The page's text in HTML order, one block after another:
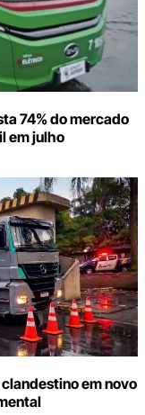
74% do mercado
em julho
em novo